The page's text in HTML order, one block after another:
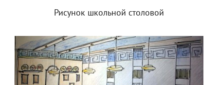
Рисунок школьной столовой